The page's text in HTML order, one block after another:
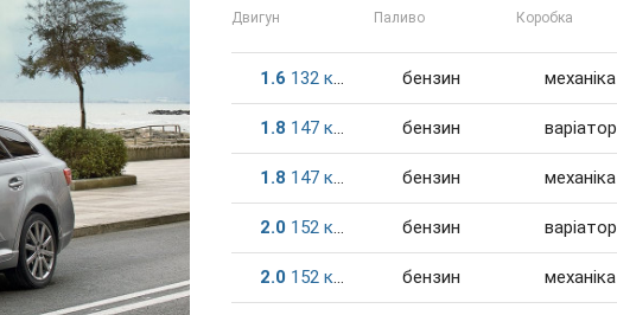
Двигун Паливо Коробка
1.6 132 к.c. бензин механіка
1.8 147 к.c. бензин варіатор
1.8 147 к.c. бензин механіка
2.0 152 к.c. бензин варіатор
2.0 152 к.c. бензин механіка